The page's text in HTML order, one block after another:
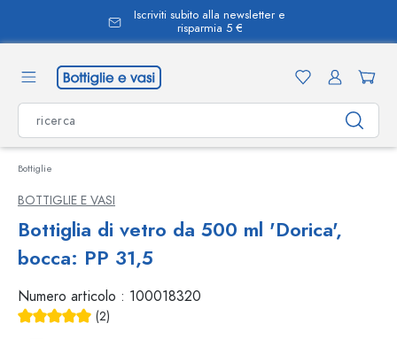
Iscriviti subito alla newsletter e
risparmia 5 €
Bottiglie
BOTTIGLIE E VASI
Bottiglia di vetro da 500 ml 'Dorica',
bocca: PP 31,5
Numero articolo : 100018320
(2)